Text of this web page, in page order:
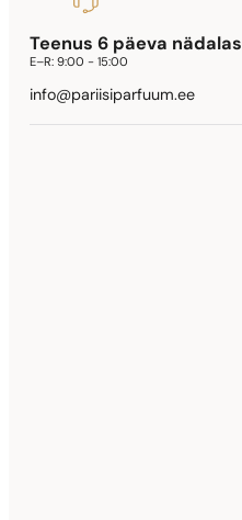
Teenus 6 päeva nädalas
E–R:9:00 - 15:00
info@pariisiparfuum.ee